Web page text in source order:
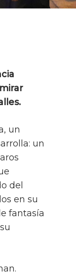
un
un
del
en su
fantasía